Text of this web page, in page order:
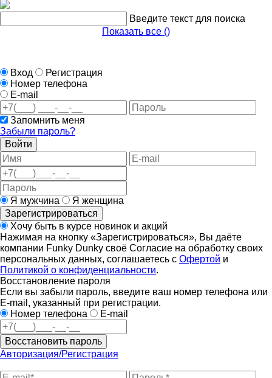
Введите текст для поиска
Показать все ()
Вход
Регистрация
Номер телефона
E-mail
Запомнить меня
Забыли пароль?
Войти
Я мужчина
Я женщина
Зарегистрироваться
Хочу быть в курсе новинок и акций
Нажимая на кнопку «Зарегистрироваться», Вы даёте
компании Funky Dunky своё Согласие на обработку своих
персональных данных, соглашаетесь с Офертой и
Политикой о конфиденциальности.
Восстановление пароля
Если вы забыли пароль, введите ваш номер телефона или
E-mail, указанный при регистрации.
Номер телефона
E-mail
Восстановить пароль
Авторизация/Регистрация